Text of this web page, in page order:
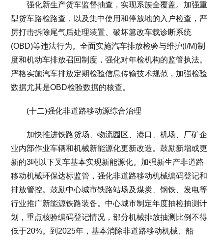
强化新生产货车监督抽查，实现系族全覆盖。加强重
型货车路检路查，以及集中使用和停放地的入户检查，严
厉打击拆除尾气后处理装置、破坏篡改车载诊断系统
(OBD)等违法行为。全面实施汽车排放检验与维护(I/M)制
度和机动车排放召回制度，强化对年检机构的监管执法。
严格实施汽车排放定期检验信息传输技术规范，加强检验
数据尤其是OBD检验数据的核查。
(十二)强化非道路移动源综合治理
加快推进铁路货场、物流园区、港口、机场、厂矿企
业内部作业车辆和机械新能源化更新改造。鼓励新增或更
新的3吨以下叉车基本实现新能源化。加强新生产非道路
移动机械环保达标监管，强化非道路移动机械编码登记和
排放管控。鼓励中心城市铁路站场及煤炭、钢铁、发电等
行业推广新能源铁路装备。中心城市制定年度抽检抽测计
划，重点核验编码登记情况，部分机械排放抽测比例不得
低于20%。到2025年，基本消除非道路移动机械、船